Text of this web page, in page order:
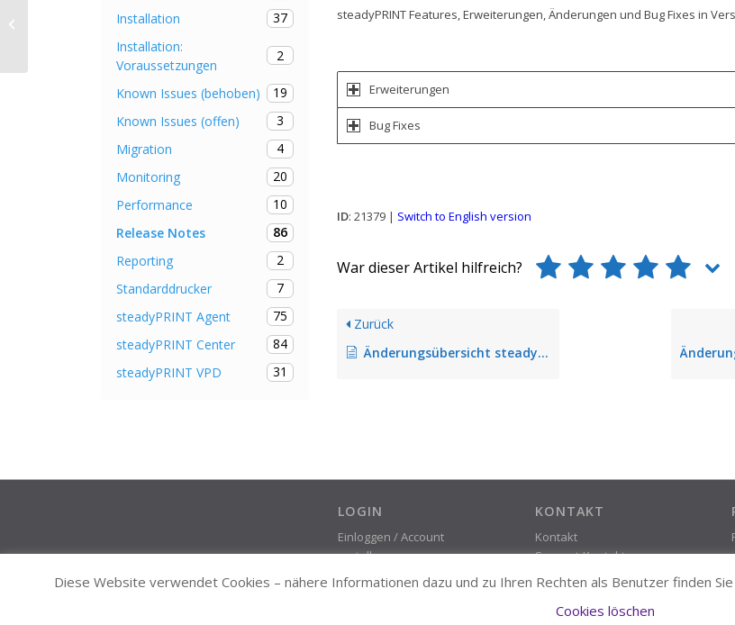
Installation
37
Installation:
Voraussetzungen
2
Known Issues (behoben)
19
Known Issues (offen)
3
Migration
4
Monitoring
20
Performance
10
Release Notes
86
Reporting
2
Standarddrucker
7
steadyPRINT Agent
75
steadyPRINT Center
84
steadyPRINT VPD
31
steadyPRINT Features, Erweiterungen, Änderungen und Bug Fixes in
Erweiterungen
Bug Fixes
ID: 21379 | Switch to English version
War dieser Artikel hilfreich?
Zurück
Änderungsübersicht steadyPRINT 5.2.2
LOGIN
Einloggen / Account
erstellen
KONTAKT
Kontakt
Support-Kontakt
Impressum &
Umzug der Datenbank
Diese Website verwendet Cookies – nähere Informationen dazu und zu Ihren Rechten als Benutzer finden
Cookies löschen